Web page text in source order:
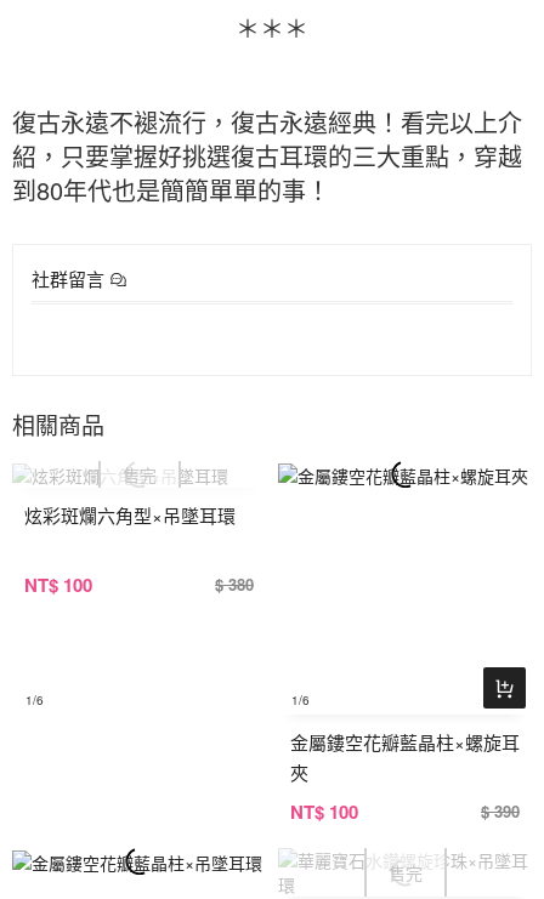
＊＊＊
復古永遠不褪流行，復古永遠經典！看完以上介
紹，只要掌握好挑選復古耳環的三大重點，穿越
到80年代也是簡簡單單的事！
社群留言
相關商品
1/6
炫彩斑爛六角型×吊墜耳環
NT$ 100 $ 380
1/6
金屬鏤空花瓣藍晶柱×螺旋耳
夾
NT$ 100 $ 390